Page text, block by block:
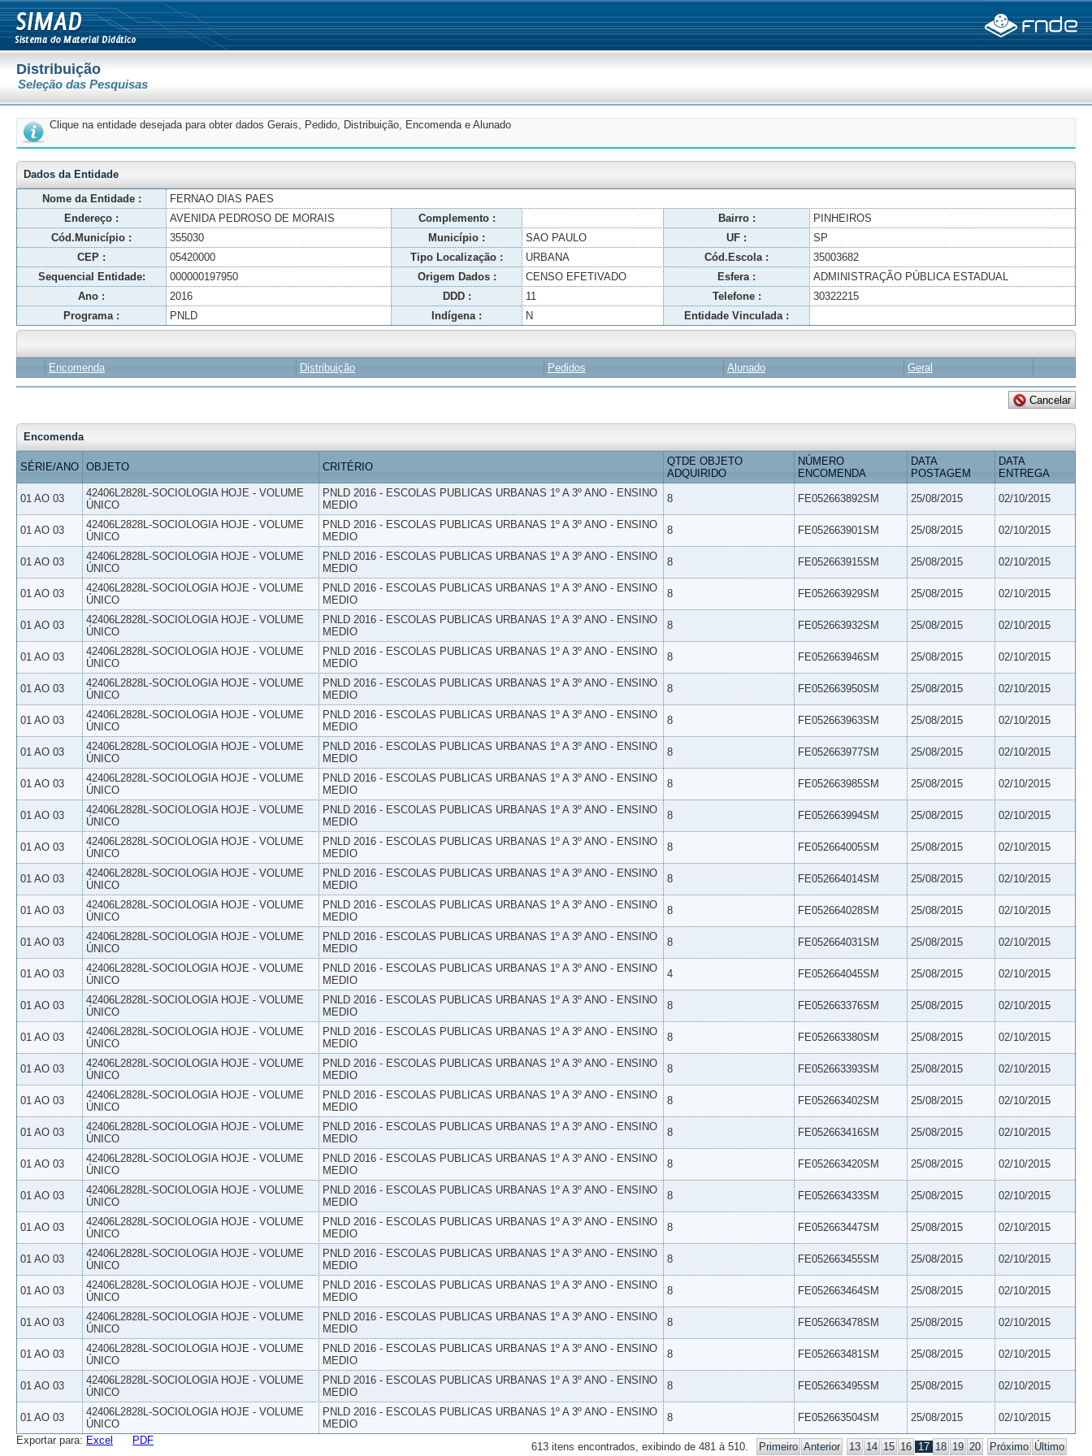
Distribuição
Seleção das Pesquisas
Clique na entidade desejada para obter dados Gerais, Pedido, Distribuição, Encomenda e Alunado
Dados da Entidade
Nome da Entidade :
FERNAO DIAS PAES
Endereço :
AVENIDA PEDROSO DE MORAIS Complemento : Bairro :
PINHEIROS
Cód.Município :
355030 Município : SAO PAULO UF :
SP
CEP :
05420000 Tipo Localização : URBANA Cód.Escola :
35003682
Sequencial Entidade:
000000197950 Origem Dados : CENSO EFETIVADO Esfera :
ADMINISTRAÇÃO PÚBLICA ESTADUAL
Ano :
2016 DDD : 11 Telefone :
30322215
Programa :
PNLD Indígena : N Entidade Vinculada :
Encomenda Distribuição Pedidos Alunado Geral
Encomenda
SÉRIE/ANO OBJETO CRITÉRIO
QTDE OBJETO
ADQUIRIDO
NÚMERO
ENCOMENDA
DATA
POSTAGEM
DATA
ENTREGA
01 AO 03
42406L2828L-SOCIOLOGIA HOJE - VOLUME
ÚNICO
PNLD 2016 - ESCOLAS PUBLICAS URBANAS 1º A 3º ANO - ENSINO
MEDIO
8 FE052663892SM 25/08/2015 02/10/2015
01 AO 03
42406L2828L-SOCIOLOGIA HOJE - VOLUME
ÚNICO
PNLD 2016 - ESCOLAS PUBLICAS URBANAS 1º A 3º ANO - ENSINO
MEDIO
8 FE052663901SM 25/08/2015 02/10/2015
01 AO 03
42406L2828L-SOCIOLOGIA HOJE - VOLUME
ÚNICO
PNLD 2016 - ESCOLAS PUBLICAS URBANAS 1º A 3º ANO - ENSINO
MEDIO
8 FE052663915SM 25/08/2015 02/10/2015
01 AO 03
42406L2828L-SOCIOLOGIA HOJE - VOLUME
ÚNICO
PNLD 2016 - ESCOLAS PUBLICAS URBANAS 1º A 3º ANO - ENSINO
MEDIO
8 FE052663929SM 25/08/2015 02/10/2015
01 AO 03
42406L2828L-SOCIOLOGIA HOJE - VOLUME
ÚNICO
PNLD 2016 - ESCOLAS PUBLICAS URBANAS 1º A 3º ANO - ENSINO
MEDIO
8 FE052663932SM 25/08/2015 02/10/2015
01 AO 03
42406L2828L-SOCIOLOGIA HOJE - VOLUME
ÚNICO
PNLD 2016 - ESCOLAS PUBLICAS URBANAS 1º A 3º ANO - ENSINO
MEDIO
8 FE052663946SM 25/08/2015 02/10/2015
01 AO 03
42406L2828L-SOCIOLOGIA HOJE - VOLUME
ÚNICO
PNLD 2016 - ESCOLAS PUBLICAS URBANAS 1º A 3º ANO - ENSINO
MEDIO
8 FE052663950SM 25/08/2015 02/10/2015
01 AO 03
42406L2828L-SOCIOLOGIA HOJE - VOLUME
ÚNICO
PNLD 2016 - ESCOLAS PUBLICAS URBANAS 1º A 3º ANO - ENSINO
MEDIO
8 FE052663963SM 25/08/2015 02/10/2015
01 AO 03
42406L2828L-SOCIOLOGIA HOJE - VOLUME
ÚNICO
PNLD 2016 - ESCOLAS PUBLICAS URBANAS 1º A 3º ANO - ENSINO
MEDIO
8 FE052663977SM 25/08/2015 02/10/2015
01 AO 03
42406L2828L-SOCIOLOGIA HOJE - VOLUME
ÚNICO
PNLD 2016 - ESCOLAS PUBLICAS URBANAS 1º A 3º ANO - ENSINO
MEDIO
8 FE052663985SM 25/08/2015 02/10/2015
01 AO 03
42406L2828L-SOCIOLOGIA HOJE - VOLUME
ÚNICO
PNLD 2016 - ESCOLAS PUBLICAS URBANAS 1º A 3º ANO - ENSINO
MEDIO
8 FE052663994SM 25/08/2015 02/10/2015
01 AO 03
42406L2828L-SOCIOLOGIA HOJE - VOLUME
ÚNICO
PNLD 2016 - ESCOLAS PUBLICAS URBANAS 1º A 3º ANO - ENSINO
MEDIO
8 FE052664005SM 25/08/2015 02/10/2015
01 AO 03
42406L2828L-SOCIOLOGIA HOJE - VOLUME
ÚNICO
PNLD 2016 - ESCOLAS PUBLICAS URBANAS 1º A 3º ANO - ENSINO
MEDIO
8 FE052664014SM 25/08/2015 02/10/2015
01 AO 03
42406L2828L-SOCIOLOGIA HOJE - VOLUME
ÚNICO
PNLD 2016 - ESCOLAS PUBLICAS URBANAS 1º A 3º ANO - ENSINO
MEDIO
8 FE052664028SM 25/08/2015 02/10/2015
01 AO 03
42406L2828L-SOCIOLOGIA HOJE - VOLUME
ÚNICO
PNLD 2016 - ESCOLAS PUBLICAS URBANAS 1º A 3º ANO - ENSINO
MEDIO
8 FE052664031SM 25/08/2015 02/10/2015
01 AO 03
42406L2828L-SOCIOLOGIA HOJE - VOLUME
ÚNICO
PNLD 2016 - ESCOLAS PUBLICAS URBANAS 1º A 3º ANO - ENSINO
MEDIO
4 FE052664045SM 25/08/2015 02/10/2015
01 AO 03
42406L2828L-SOCIOLOGIA HOJE - VOLUME
ÚNICO
PNLD 2016 - ESCOLAS PUBLICAS URBANAS 1º A 3º ANO - ENSINO
MEDIO
8 FE052663376SM 25/08/2015 02/10/2015
01 AO 03
42406L2828L-SOCIOLOGIA HOJE - VOLUME
ÚNICO
PNLD 2016 - ESCOLAS PUBLICAS URBANAS 1º A 3º ANO - ENSINO
MEDIO
8 FE052663380SM 25/08/2015 02/10/2015
01 AO 03
42406L2828L-SOCIOLOGIA HOJE - VOLUME
ÚNICO
PNLD 2016 - ESCOLAS PUBLICAS URBANAS 1º A 3º ANO - ENSINO
MEDIO
8 FE052663393SM 25/08/2015 02/10/2015
01 AO 03
42406L2828L-SOCIOLOGIA HOJE - VOLUME
ÚNICO
PNLD 2016 - ESCOLAS PUBLICAS URBANAS 1º A 3º ANO - ENSINO
MEDIO
8 FE052663402SM 25/08/2015 02/10/2015
01 AO 03
42406L2828L-SOCIOLOGIA HOJE - VOLUME
ÚNICO
PNLD 2016 - ESCOLAS PUBLICAS URBANAS 1º A 3º ANO - ENSINO
MEDIO
8 FE052663416SM 25/08/2015 02/10/2015
01 AO 03
42406L2828L-SOCIOLOGIA HOJE - VOLUME
ÚNICO
PNLD 2016 - ESCOLAS PUBLICAS URBANAS 1º A 3º ANO - ENSINO
MEDIO
8 FE052663420SM 25/08/2015 02/10/2015
01 AO 03
42406L2828L-SOCIOLOGIA HOJE - VOLUME
ÚNICO
PNLD 2016 - ESCOLAS PUBLICAS URBANAS 1º A 3º ANO - ENSINO
MEDIO
8 FE052663433SM 25/08/2015 02/10/2015
01 AO 03
42406L2828L-SOCIOLOGIA HOJE - VOLUME
ÚNICO
PNLD 2016 - ESCOLAS PUBLICAS URBANAS 1º A 3º ANO - ENSINO
MEDIO
8 FE052663447SM 25/08/2015 02/10/2015
01 AO 03
42406L2828L-SOCIOLOGIA HOJE - VOLUME
ÚNICO
PNLD 2016 - ESCOLAS PUBLICAS URBANAS 1º A 3º ANO - ENSINO
MEDIO
8 FE052663455SM 25/08/2015 02/10/2015
01 AO 03
42406L2828L-SOCIOLOGIA HOJE - VOLUME
ÚNICO
PNLD 2016 - ESCOLAS PUBLICAS URBANAS 1º A 3º ANO - ENSINO
MEDIO
8 FE052663464SM 25/08/2015 02/10/2015
01 AO 03
42406L2828L-SOCIOLOGIA HOJE - VOLUME
ÚNICO
PNLD 2016 - ESCOLAS PUBLICAS URBANAS 1º A 3º ANO - ENSINO
MEDIO
8 FE052663478SM 25/08/2015 02/10/2015
01 AO 03
42406L2828L-SOCIOLOGIA HOJE - VOLUME
ÚNICO
PNLD 2016 - ESCOLAS PUBLICAS URBANAS 1º A 3º ANO - ENSINO
MEDIO
8 FE052663481SM 25/08/2015 02/10/2015
01 AO 03
42406L2828L-SOCIOLOGIA HOJE - VOLUME
ÚNICO
PNLD 2016 - ESCOLAS PUBLICAS URBANAS 1º A 3º ANO - ENSINO
MEDIO
8 FE052663495SM 25/08/2015 02/10/2015
01 AO 03
42406L2828L-SOCIOLOGIA HOJE - VOLUME
ÚNICO
PNLD 2016 - ESCOLAS PUBLICAS URBANAS 1º A 3º ANO - ENSINO
MEDIO
8 FE052663504SM 25/08/2015 02/10/2015
613 itens encontrados, exibindo de 481 à 510. Primeiro Anterior 13 14 15 16 17 18 19 20 Próximo Último
Exportar para: Excel PDF